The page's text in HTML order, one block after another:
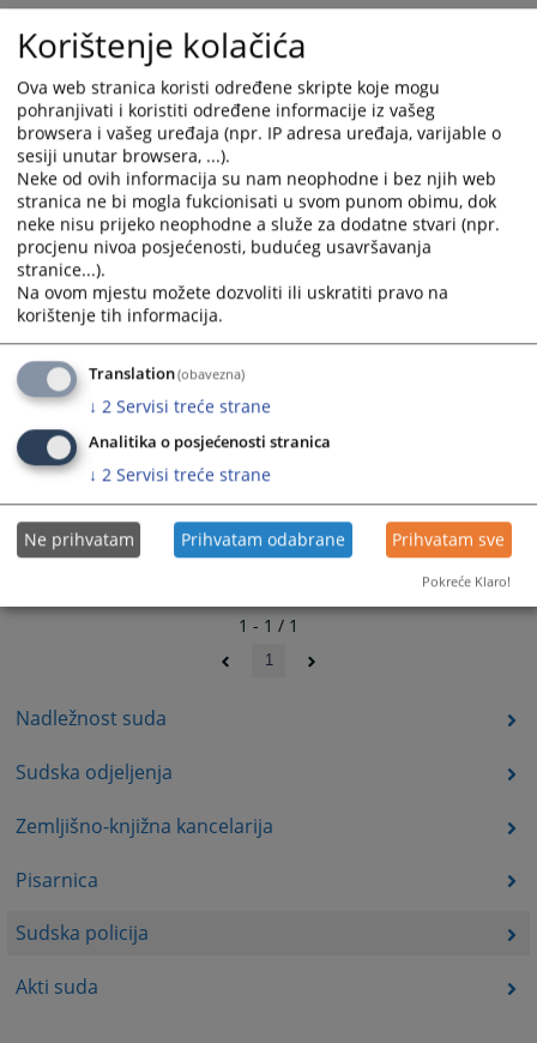
Nadležnost suda
Sudska odjeljenja
Zemljišno-knjižna kancelarija
Pisarnica
Sudska policija
Akti suda
1 - 1 / 1
1
Korištenje kolačića
Ova web stranica koristi određene skripte koje mogu
pohranjivati i koristiti određene informacije iz vašeg
browsera i vašeg uređaja (npr. IP adresa uređaja, varijable o
sesiji unutar browsera, ...).
Neke od ovih informacija su nam neophodne i bez njih web
stranica ne bi mogla fukcionisati u svom punom obimu, dok
neke nisu prijeko neophodne a služe za dodatne stvari (npr.
procjenu nivoa posjećenosti, budućeg usavršavanja
stranice...).
Na ovom mjestu možete dozvoliti ili uskratiti pravo na
korištenje tih informacija.
Translation(obavezna)
↓ 2 Servisi treće strane
Analitika o posjećenosti stranica
↓ 2 Servisi treće strane
Ne prihvatam Prihvatam odabrane Prihvatam sve
Pokreće Klaro!